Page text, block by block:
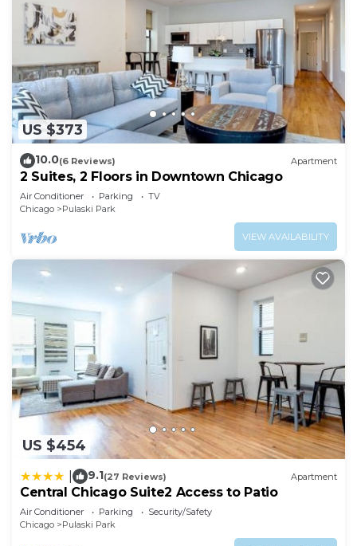
US $373
10.0(6 Reviews) Apartment
2 Suites, 2 Floors in Downtown Chicago
Air Conditioner Parking
TV
Chicago
Pulaski Park
VIEW AVAILABILITY
US $454
9.1(27 Reviews) Apartment
Central Chicago Suite2 Access to Patio
Air Conditioner Parking
Security/Safety
Chicago
Pulaski Park